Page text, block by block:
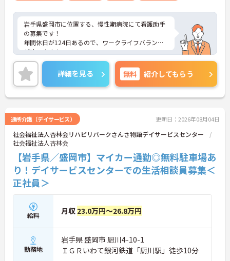
岩手県盛岡市に位置する、慢性期病院にて看護助手
の募集です！
年間休日が124日あるので、ワークライフバランス
が叶います☆
また、マイカー通勤可能で無料駐車場もあるので、
通勤らくらくです♪
ご興味のある方には、面接対策ポイントなど、さら
に詳細をお話しいたしますのでお気軽にご相談くだ
さい！
詳細を見る 無料 紹介してもらう
通所介護（デイサービス） 更新日：2026年08月04日
社会福祉法人杏林会リハビリパークさんさ物語デイサービスセンター
社会福祉法人杏林会
【岩手県／盛岡市】マイカー通勤◎無料駐車場あ
り！デイサービスセンターでの生活相談員募集＜
正社員＞
給料 月収 23.0万円～26.8万円
勤務地
岩手県 盛岡市 厨川4-10-1
ＩＧＲいわて銀河鉄道「厨川駅」徒歩10分